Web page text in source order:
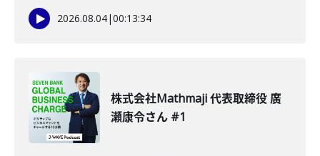
2026.08.04|00:13:34
株式会社Mathmaji 代表取締役 廣
瀬康令さん #1